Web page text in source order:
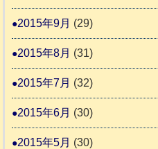
2015年9月 (29)
2015年8月 (31)
2015年7月 (32)
2015年6月 (30)
2015年5月 (30)